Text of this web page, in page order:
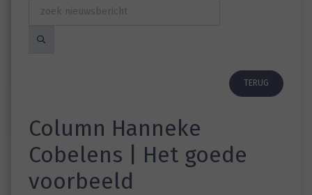
TERUG
Column Hanneke
Cobelens | Het goede
voorbeeld